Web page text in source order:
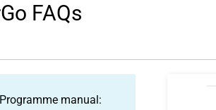
FAQs
manual: